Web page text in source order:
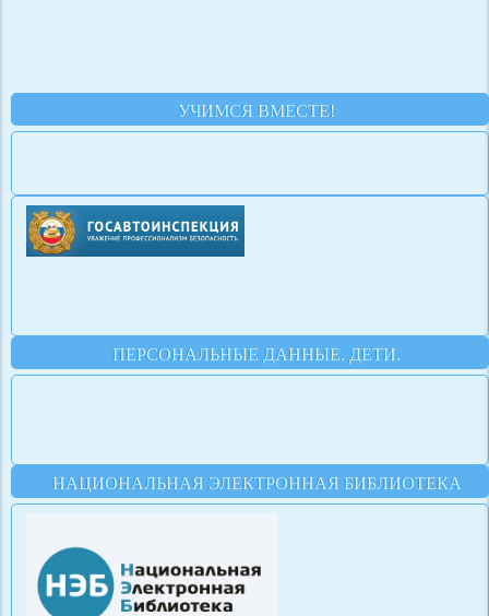
УЧИМСЯ ВМЕСТЕ!
ПЕРСОНАЛЬНЫЕ ДАННЫЕ. ДЕТИ.
НАЦИОНАЛЬНАЯ ЭЛЕКТРОННАЯ БИБЛИОТЕКА